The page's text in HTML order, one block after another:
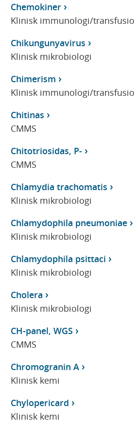
Chemokiner
Klinisk immunologi/
Chikungunyavirus
Klinisk mikrobiologi
Chimerism
Klinisk immunologi/
Chitinas
CMMS
Chitotriosidas, P-
CMMS
Chlamydia trachomatis
Klinisk mikrobiologi
Chlamydophila pneumoniae
Klinisk mikrobiologi
Chlamydophila psittaci
Klinisk mikrobiologi
Cholera
Klinisk mikrobiologi
CH-panel, WGS
CMMS
Chromogranin A
Klinisk kemi
Chylopericard
Klinisk kemi